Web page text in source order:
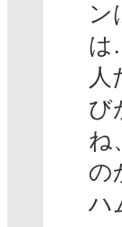
ン
は
人
び
ね
の
ハ